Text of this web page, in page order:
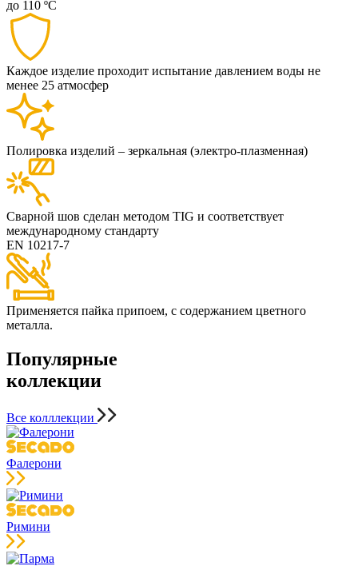
до 110 ºС
Каждое изделие проходит испытание давлением воды не
менее 25 атмосфер
Полировка изделий – зеркальная (электро-плазменная)
Сварной шов сделан методом TIG и cоответствует
международному стандарту
EN 10217-7
Применяется пайка припоем, с содержанием цветного
металла.
Популярные
коллекции
Все колллекции
Фалерони
Римини